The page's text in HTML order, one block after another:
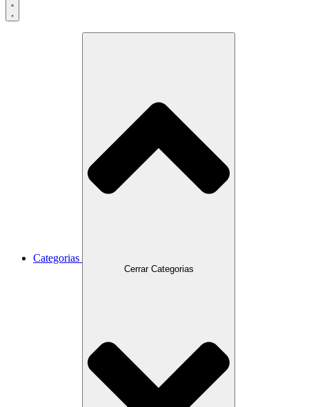
Categorias
Cerrar Categorias